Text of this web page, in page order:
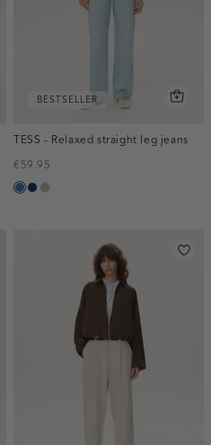
BESTSELLER
TESS - Relaxed straight leg jeans
€59.95
blauw,
blauw,
grijs,